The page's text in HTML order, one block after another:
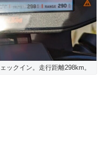
ックイン。走行距離298km。